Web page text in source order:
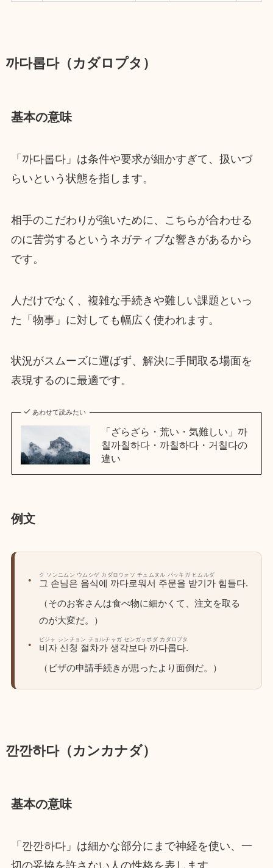
까다롭다（カダロプタ）
基本の意味
「까다롭다」は条件や要求が細かすぎて、扱いづ
らいという状態を指します。
相手のこだわりが強いために、こちらが合わせる
のに苦労するというネガティブな響きがあるから
です。
人だけでなく、複雑な手続きや難しい課題といっ
た「物事」に対しても幅広く使われます。
状況がスムーズに運ばず、解決に手間取る場面を
表現するのに最適です。
あわせて読みたい
「ざらざら・荒い・気難しい」까
칠까칠하다・까칠하다・거칠다の
違い
例文
그 손님은 음식에 까다로워서 주문을 받기가 힘들다.
ク ソンニムン ウムシゲ カダロウォソ チュムヌル パッキガ ヒムルダ
（そのお客さんは食べ物に細かくて、注文を取る
のが大変だ。）
비자 신청 절차가 생각보다 까다롭다.
ビジャ シンチョン チョルチャガ センガッポダ カダロプタ
（ビザの申請手続きが思ったより面倒だ。）
깐깐하다（カンカナダ）
基本の意味
「깐깐하다」は細かな部分にまで神経を使い、一